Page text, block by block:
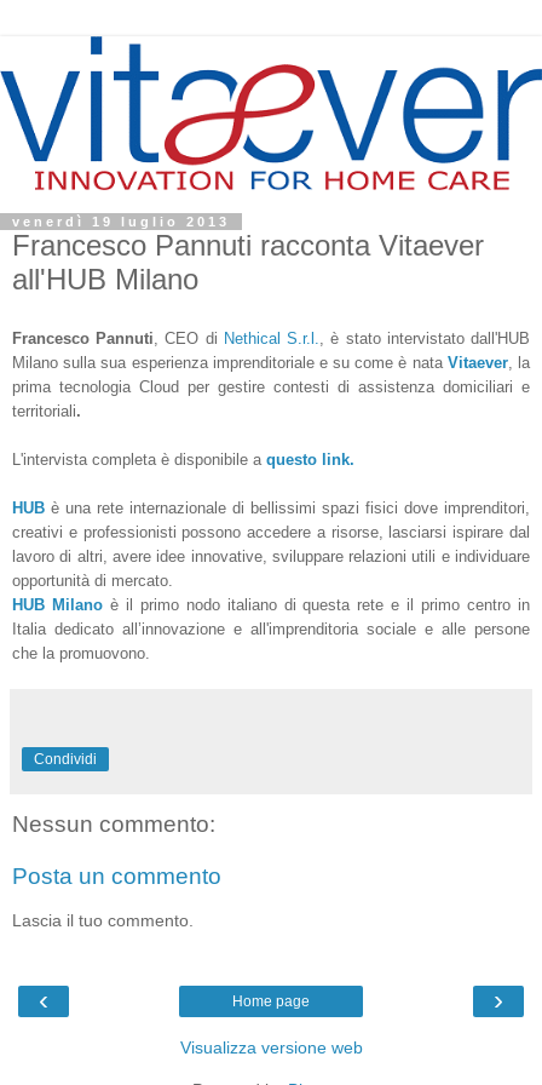
venerdì 19 luglio 2013
Francesco Pannuti racconta Vitaever
all'HUB Milano
Francesco Pannuti , CEO di Nethical S.r.l.
, è stato intervistato dall'HUB
Milano sulla sua esperienza imprenditoriale e su come è nata Vitaever, la
prima tecnologia Cloud per gestire contesti di assistenza domiciliari e
territoriali.
L'intervista completa è disponibile a questo link.
HUB è una rete internazionale di bellissimi spazi fisici dove imprenditori,
creativi e professionisti possono accedere a risorse, lasciarsi ispirare dal
lavoro di altri, avere idee innovative, sviluppare relazioni utili e individuare
opportunità di mercato.
HUB Milanoè il primo nodo italiano di questa rete e il primo centro in
Italia dedicato all’innovazione e all'imprenditoria sociale e alle persone
che la promuovono.
Condividi
Nessun commento:
Posta un commento
Lascia il tuo commento.
‹ ›
Home page
Visualizza versione web